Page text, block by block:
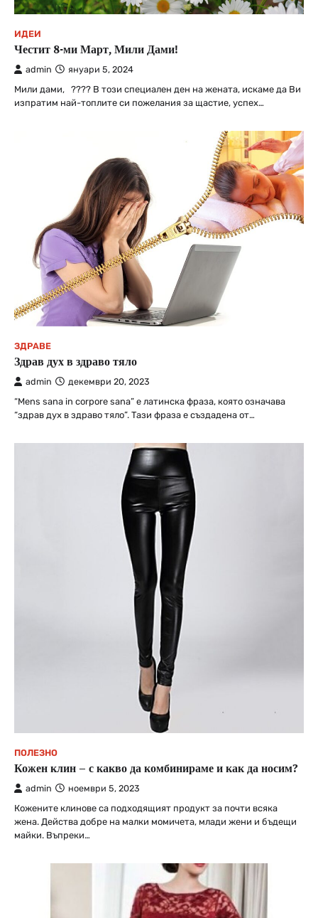
ИДЕИ
Честит 8-ми Март, Мили Дами!
admin
януари 5, 2024
Мили дами, ???? В този специален ден на жената, искаме да Ви
изпратим най-топлите си пожелания за щастие, успех…
ЗДРАВЕ
Здрав дух в здраво тяло
admin
декември 20, 2023
“Мens sana in corpore sana” е латинска фраза, която означава
“здрав дух в здраво тяло”. Тази фраза е създадена от…
ПОЛЕЗНО
Кожен клин – с какво да комбинираме и как да носим?
admin
ноември 5, 2023
Кожените клинове са подходящият продукт за почти всяка
жена. Действа добре на малки момичета, млади жени и бъдещи
майки. Въпреки…